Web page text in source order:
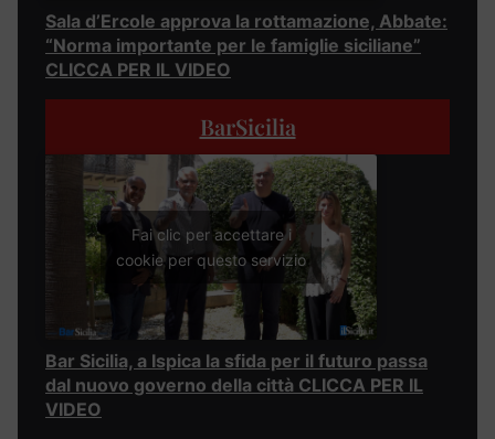
Sala d’Ercole approva la rottamazione, Abbate:
“Norma importante per le famiglie siciliane”
CLICCA PER IL VIDEO
BarSicilia
Fai clic per accettare i
cookie per questo servizio
Bar Sicilia, a Ispica la sfida per il futuro passa
dal nuovo governo della città CLICCA PER IL
VIDEO